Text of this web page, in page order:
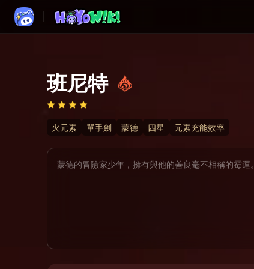
班尼特
火元素 單手劍 蒙德 四星 元素充能效率
蒙德的冒險家少年，擁有與他的善良毫不相稱的霉運。